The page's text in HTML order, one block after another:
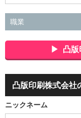
職業
広告・
品
アミューズメン
ダル・葬祭
メディ
音響
芸能・イベン
ム開発・SE・インフ
導体・制御）
警備
凸版
凸版印刷株式会社
ニックネーム